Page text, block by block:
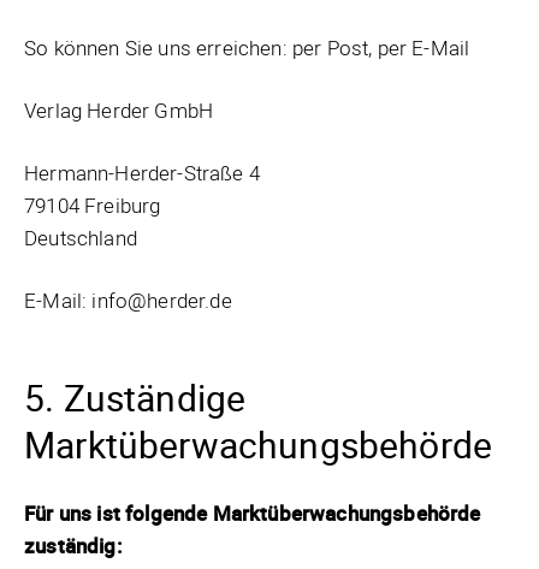
So können Sie uns erreichen: per Post, per E-Mail
Verlag Herder GmbH
Hermann-Herder-Straße 4
79104 Freiburg
Deutschland
E-Mail: info@herder.de
5. Zuständige
Marktüberwachungsbehörde
Für uns ist folgende Marktüberwachungsbehörde
zuständig: